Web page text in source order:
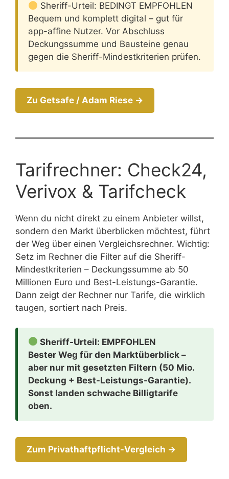
Sheriff-Urteil: BEDINGT EMPFOHLEN
Bequem und komplett digital – gut für
app-affine Nutzer. Vor Abschluss
Deckungssumme und Bausteine genau
gegen die Sheriff-Mindestkriterien prüfen.
Zu Getsafe / Adam Riese →
Tarifrechner: Check24,
Verivox & Tarifcheck
Wenn du nicht direkt zu einem Anbieter willst,
sondern den Markt überblicken möchtest, führt
der Weg über einen Vergleichsrechner. Wichtig:
Setz im Rechner die Filter auf die Sheriff-
Mindestkriterien – Deckungssumme ab 50
Millionen Euro und Best-Leistungs-Garantie.
Dann zeigt der Rechner nur Tarife, die wirklich
taugen, sortiert nach Preis.
Sheriff-Urteil: EMPFOHLEN
Bester Weg für den Marktüberblick –
aber nur mit gesetzten Filtern (50 Mio.
Deckung + Best-Leistungs-Garantie).
Sonst landen schwache Billigtarife
oben.
Zum Privathaftpflicht-Vergleich →